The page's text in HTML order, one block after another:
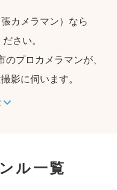
カメラマン）なら
さい。
プロカメラマンが、
影に伺います。
ル一覧